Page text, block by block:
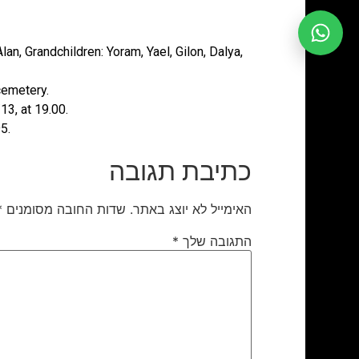
Grandchildren: Yoram, Yael, Gilon, Dalya,
at 19.00.
כתיבת תגובה
האימייל לא יוצג באתר. שדות החובה מסומנים
התגובה שלך *